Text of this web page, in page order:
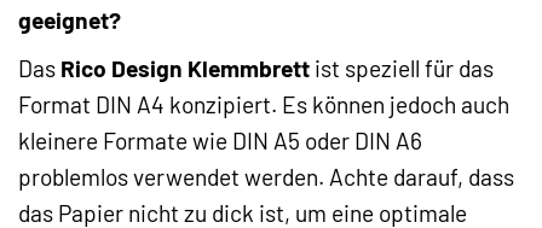
geeignet?
Das Rico Design Klemmbrett ist speziell für das
Format DIN A4 konzipiert. Es können jedoch auch
kleinere Formate wie DIN A5 oder DIN A6
problemlos verwendet werden. Achte darauf, dass
das Papier nicht zu dick ist, um eine optimale